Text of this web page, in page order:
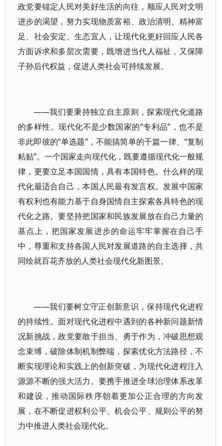
政党要锚定人民对美好生活的向往，顺应人民对文明
进步的渴望，努力实现物质富裕、政治清明、精神富
足、社会安定、生态宜人，让现代化更好回应人民各
方面诉求和多层次需要，既增进当代人福祉，又保障
子孙后代权益，促进人类社会可持续发展。
——我们要秉持独立自主原则，探索现代化道路
的多样性。现代化不是少数国家的“专利品”，也不是
非此即彼的“单选题”，不能搞简单的千篇一律、“复制
粘贴”。一个国家走向现代化，既要遵循现代化一般规
律，更要立足本国国情，具有本国特色。什么样的现
代化最适合自己，本国人民最有发言权。发展中国家
有权利也有能力基于自身国情自主探索各具特色的现
代化之路。要坚持把国家和民族发展放在自己力量的
基点上，把国家发展进步的命运牢牢掌握在自己手
中，尊重和支持各国人民对发展道路的自主选择，共
同绘就百花齐放的人类社会现代化新图景。
——我们要树立守正创新意识，保持现代化进程
的持续性。面对现代化进程中遇到的各种新问题新情
况新挑战，政党要敢于担当、勇于作为，冲破思想观
念束缚，破除体制机制弊端，探索优化方法路径，不
断实现理论和实践上的创新突破，为现代化进程注入
源源不断的强大活力。要携手推进全球治理体系改革
和建设，推动国际秩序朝着更加公正合理的方向发
展，在不断促进权利公平、机会公平、规则公平的努
力中推进人类社会现代化。